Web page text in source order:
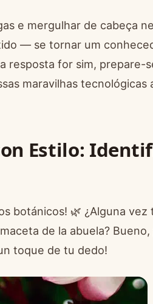
e mergulhar de cabeça
— se tornar um
resposta for sim, prepare-
maravilhas
Estilo:
botánicos! 🌿 ¿Alguna
de la abuela?
toque de tu dedo!